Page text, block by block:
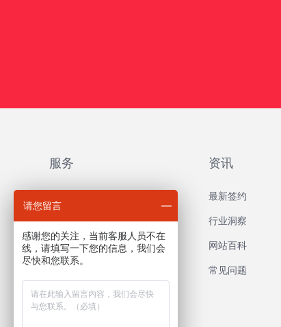
服务
外贸网站建设
营销推广网站建设
资讯
最新签约
行业洞察
网站百科
常见问题
请您留言
感谢您的关注，当前客服人员不在
线，请填写一下您的信息，我们会
尽快和您联系。